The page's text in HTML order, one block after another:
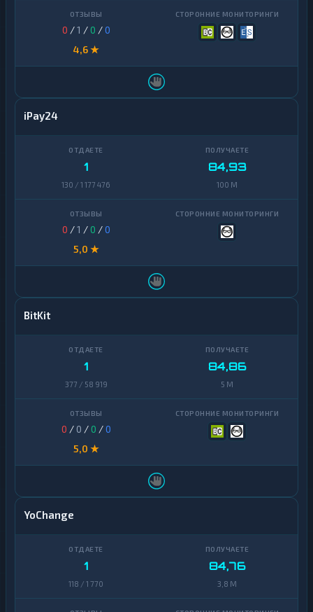
0 /1 /0 /0
4,6 ★
iPay24
1
130 / 1 177 476
84,93
100 M
0 /1 /0 /0
5,0 ★
BitKit
1
377 / 58 919
84,86
5 M
0 / 0 /0 /0
5,0 ★
YoChange
1
118 / 1 770
84,76
3,8 M